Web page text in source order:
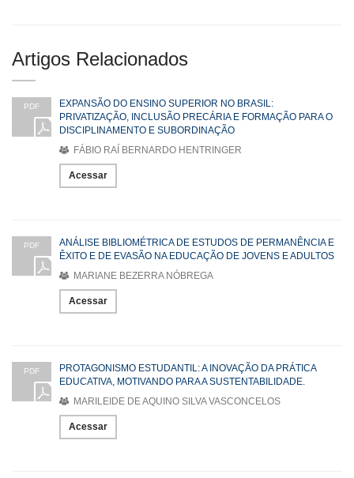
Artigos Relacionados
PDF
EXPANSÃO DO ENSINO SUPERIOR NO BRASIL:
PRIVATIZAÇÃO, INCLUSÃO PRECÁRIA E FORMAÇÃO PARA O
DISCIPLINAMENTO E SUBORDINAÇÃO
FÁBIO RAÍ BERNARDO HENTRINGER
Acessar
PDF
ANÁLISE BIBLIOMÉTRICA DE ESTUDOS DE PERMANÊNCIA E
ÊXITO E DE EVASÃO NA EDUCAÇÃO DE JOVENS E ADULTOS
MARIANE BEZERRA NÓBREGA
Acessar
PDF
PROTAGONISMO ESTUDANTIL: A INOVAÇÃO DA PRÁTICA
EDUCATIVA, MOTIVANDO PARA A SUSTENTABILIDADE.
MARILEIDE DE AQUINO SILVA VASCONCELOS
Acessar